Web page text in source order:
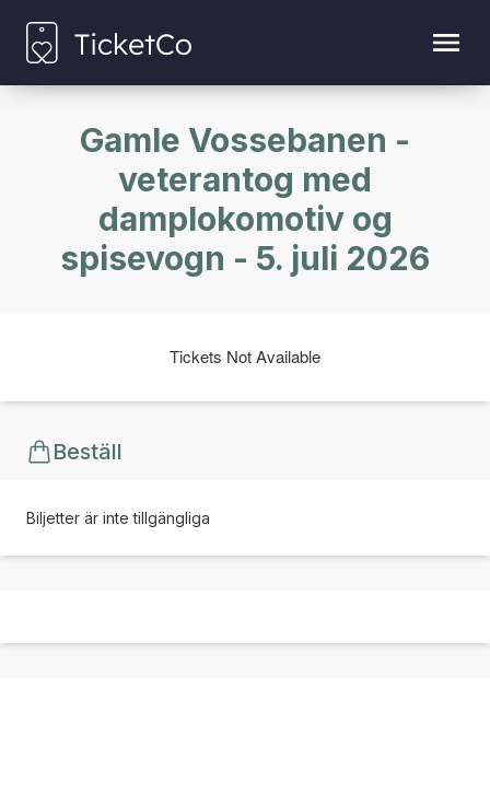
Gamle Vossebanen -
veterantog med
damplokomotiv og
spisevogn - 5. juli 2026
Tickets Not Available
Beställ
Biljetter är inte tillgängliga